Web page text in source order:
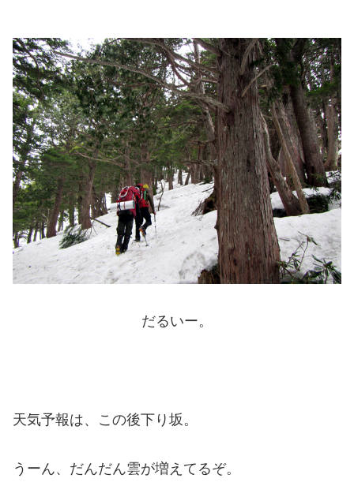
だるいー。
天気予報は、この後下り坂。
うーん、だんだん雲が増えてるぞ。